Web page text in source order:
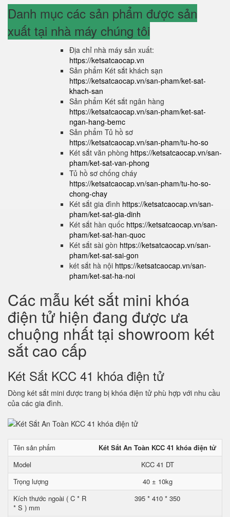
Danh mục các sản phẩm được sản
xuất tại nhà máy chúng tôi
Địa chỉ nhà máy sản xuất:
https://ketsatcaocap.vn
Sản phẩm Két sắt khách sạn
https://ketsatcaocap.vn/san-pham/ket-sat-
khach-san
Sản phẩm Két sắt ngân hàng
https://ketsatcaocap.vn/san-pham/ket-sat-
ngan-hang-bemc
Sản phẩm Tủ hồ sơ
https://ketsatcaocap.vn/san-pham/tu-ho-so
Két sắt văn phòng https://ketsatcaocap.vn/san-
pham/ket-sat-van-phong
Tủ hồ sơ chống cháy
https://ketsatcaocap.vn/san-pham/tu-ho-so-
chong-chay
Két sắt gia đình https://ketsatcaocap.vn/san-
pham/ket-sat-gia-dinh
Két sắt hàn quốc https://ketsatcaocap.vn/san-
pham/ket-sat-han-quoc
Két sắt sài gòn https://ketsatcaocap.vn/san-
pham/ket-sat-sai-gon
két sắt hà nội https://ketsatcaocap.vn/san-
pham/ket-sat-ha-noi
Các mẫu két sắt mini khóa
điện tử hiện đang được ưa
chuộng nhất tại showroom két
sắt cao cấp
Két Sắt KCC 41 khóa điện tử
Dòng két sắt mini được trang bị khóa điện tử phù hợp với nhu cầu
của các gia đình.
Tên sản phẩm
Két Sắt An Toàn KCC 41 khóa điện tử
Model
KCC 41 DT
Trọng lượng
40 ± 10kg
Kích thước ngoài ( C * R
* S ) mm
395 * 410 * 350